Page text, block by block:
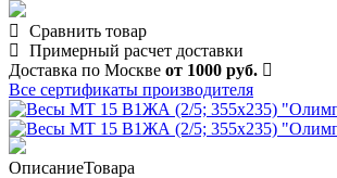
Сравнить товар
Примерный расчет доставки
Доставка по Москве от 1000 руб.
Все сертификаты производителя
ОписаниеТовара